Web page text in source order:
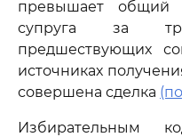
превышает общий
супруга за
предшествующих
источниках
совершена сделка
Избирательным